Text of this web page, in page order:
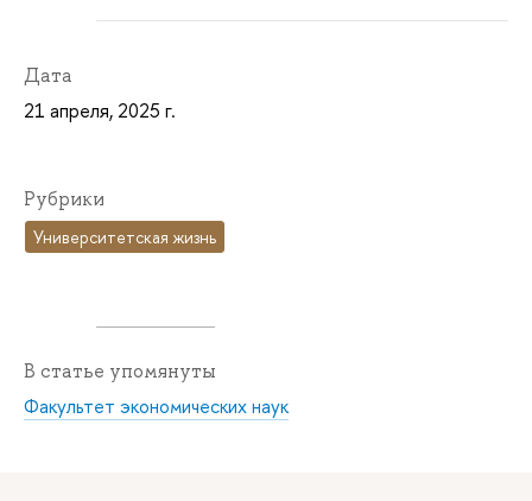
Дата
21 апреля, 2025 г.
Рубрики
Университетская жизнь
В статье упомянуты
Факультет экономических наук